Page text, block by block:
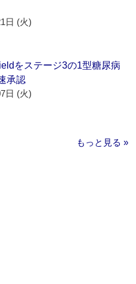
日 (火)
をステージ3の1型糖尿病
承認
日 (火)
もっと見る »